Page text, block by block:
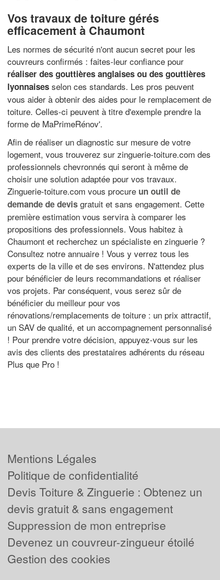
Vos travaux de toiture gérés
efficacement à Chaumont
Les normes de sécurité n'ont aucun secret pour les
couvreurs confirmés : faites-leur confiance pour
réaliser des gouttières anglaises ou des gouttières
lyonnaises selon ces standards. Les pros peuvent
vous aider à obtenir des aides pour le remplacement de
toiture. Celles-ci peuvent à titre d'exemple prendre la
forme de MaPrimeRénov'.
Afin de réaliser un diagnostic sur mesure de votre
logement, vous trouverez sur zinguerie-toiture.com des
professionnels chevronnés qui seront à même de
choisir une solution adaptée pour vos travaux.
Zinguerie-toiture.com vous procure un outil de
demande de devis gratuit et sans engagement. Cette
première estimation vous servira à comparer les
propositions des professionnels. Vous habitez à
Chaumont et recherchez un spécialiste en zinguerie ?
Consultez notre annuaire ! Vous y verrez tous les
experts de la ville et de ses environs. N'attendez plus
pour bénéficier de leurs recommandations et réaliser
vos projets. Par conséquent, vous serez sûr de
bénéficier du meilleur pour vos
rénovations/remplacements de toiture : un prix attractif,
un SAV de qualité, et un accompagnement personnalisé
! Pour prendre votre décision, appuyez-vous sur les
avis des clients des prestataires adhérents du réseau
Plus que Pro !
Mentions Légales
Politique de confidentialité
Devis Toiture & Zinguerie : Obtenez un
devis gratuit & sans engagement
Suppression de mon entreprise
Devenez un couvreur-zingueur étoilé
Gestion des cookies